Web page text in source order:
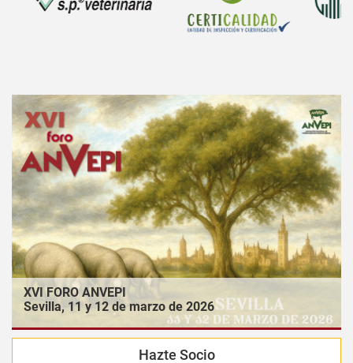
XVI FORO ANVEPI
Sevilla, 11 y 12 de marzo de 2026
Hazte Socio